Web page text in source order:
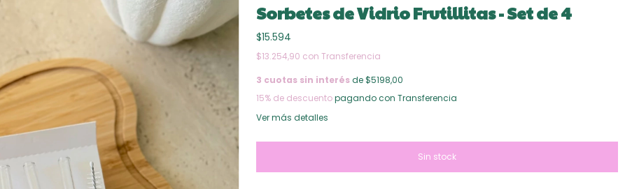
Sorbetes de Vidrio Frutillitas - Set de 4
$15.594
$13.254,90 con Transferencia
3 cuotas sin interésde $5198,00
15% de descuentopagando con Transferencia
Ver más detalles